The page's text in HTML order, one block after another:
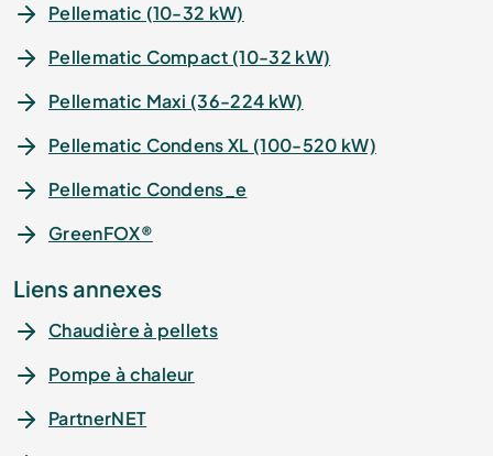
Pellematic (10-32 kW)
Pellematic Compact (10-32 kW)
Pellematic Maxi (36-224 kW)
Pellematic Condens XL (100-520 kW)
Pellematic Condens_e
GreenFOX®
Liens annexes
Chaudière à pellets
Pompe à chaleur
PartnerNET